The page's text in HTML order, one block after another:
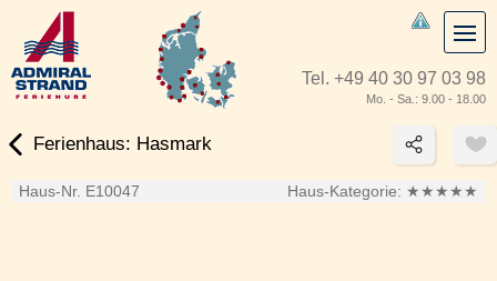
Tel. +49 40 30 97 03 98
Mo. - Sa.: 9.00 - 18.00
Ferienhaus: Hasmark
Haus-Nr. E10047 Haus-Kategorie: ★★★★★